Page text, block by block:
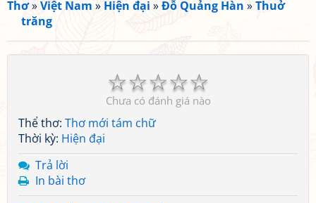
Thơ»Việt Nam » Hiện đại »Đỗ Quảng Hàn »Thuở
trăng
☆
☆
☆
☆
☆
Chưa có đánh giá nào
Thể thơ: Thơ mới tám chữ
Thời kỳ: Hiện đại
Trả lời
In bài thơ